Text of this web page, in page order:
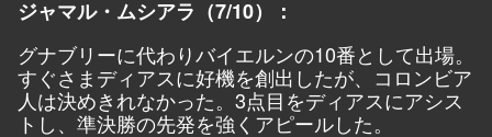
ジャマル・ムシアラ（7/10）：
グナブリーに代わりバイエルンの10番として出場。
すぐさまディアスに好機を創出したが、コロンビア
人は決めきれなかった。3点目をディアスにアシス
トし、準決勝の先発を強くアピールした。